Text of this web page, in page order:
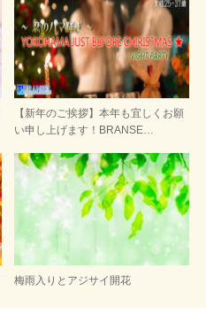
【新年のご挨拶】本年も宜しくお願
い申し上げます！BRANSE…
梅雨入りとアジサイ開花